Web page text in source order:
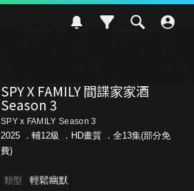
SPY X FAMILY 間諜家家酒
Season 3
SPY x FAMILY Season 3
2025 ． 輔12級
．HD畫質 ．全13集(部分免
費)
類型 輕鬆幽默